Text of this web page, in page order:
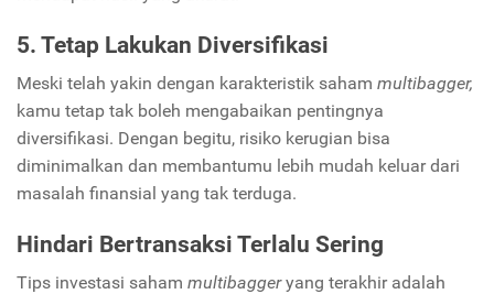
5. Tetap Lakukan Diversifikasi
Meski telah yakin dengan karakteristik saham multibagger,
kamu tetap tak boleh mengabaikan pentingnya
diversifikasi. Dengan begitu, risiko kerugian bisa
diminimalkan dan membantumu lebih mudah keluar dari
masalah finansial yang tak terduga.
Hindari Bertransaksi Terlalu Sering
Tips investasi saham multibaggeryang terakhir adalah